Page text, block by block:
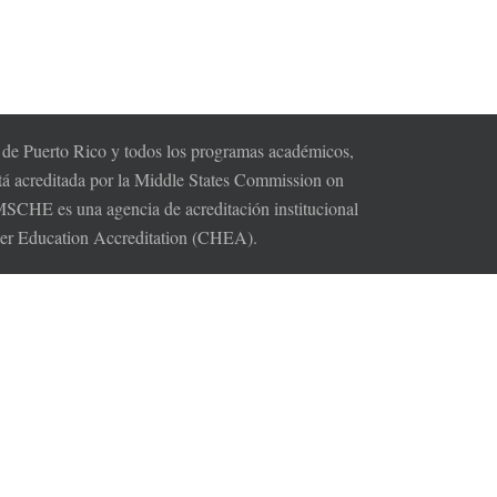
Puerto Rico y todos los programas académicos,
acreditada por la Middle States Commission on
es una agencia de acreditación institucional
Education Accreditation (CHEA).